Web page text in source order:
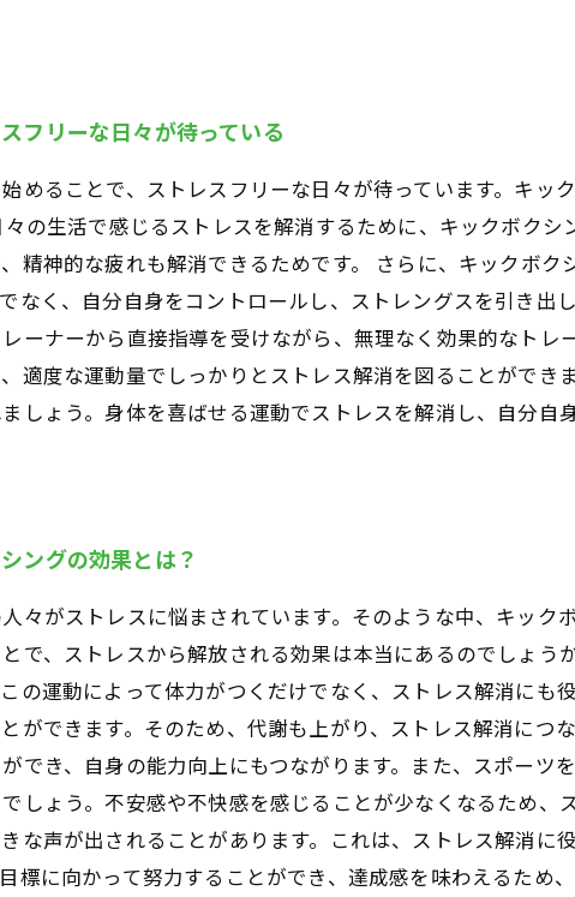
フリーな日々が待っている
めることで、ストレスフリーな日々が待っています。キッ
の生活で感じるストレスを解消するために、キックボク
精神的な疲れも解消できるためです。 さらに、キックボ
なく、自分自身をコントロールし、ストレングスを引き出
ーナーから直接指導を受けながら、無理なく効果的なト
適度な運動量でしっかりとストレス解消を図ることができ
しょう。身体を喜ばせる運動でストレスを解消し、自分自
ングの効果とは？
々がストレスに悩まされています。そのような中、キック
で、ストレスから解放される効果は本当にあるのでしょう
の運動によって体力がつくだけでなく、ストレス解消にも
ができます。そのため、代謝も上がり、ストレス解消につ
でき、自身の能力向上にもつながります。また、スポーツ
しょう。不安感や不快感を感じることが少なくなるため、
な声が出されることがあります。これは、ストレス解消に
標に向かって努力することができ、達成感を味わえるため